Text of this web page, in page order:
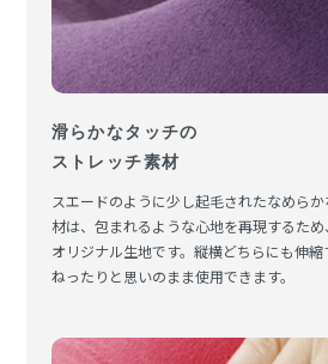
滑らかなタッチの
ストレッチ素材
スエードのように少し起毛されたなめら
材は、包まれるような心地を再現するた
オリジナル生地です。縦横どちらにも伸
ねったりと思いのまま使用できます。